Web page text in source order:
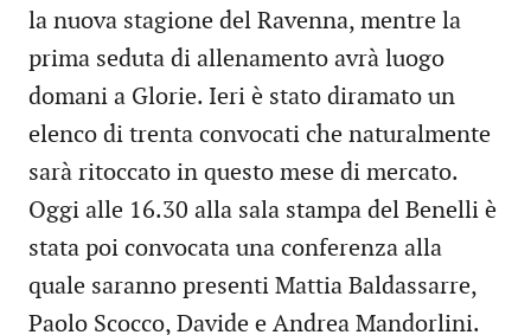
la nuova stagione del Ravenna, mentre la
prima seduta di allenamento avrà luogo
domani a Glorie. Ieri è stato diramato un
elenco di trenta convocati che naturalmente
sarà ritoccato in questo mese di mercato.
Oggi alle 16.30 alla sala stampa del Benelli è
stata poi convocata una conferenza alla
quale saranno presenti Mattia Baldassarre,
Paolo Scocco, Davide e Andrea Mandorlini.